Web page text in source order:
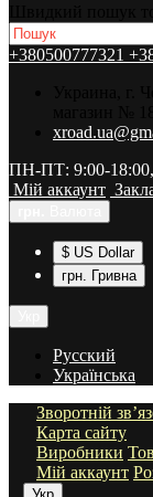
+380500777321
ПН-ПТ: 9:00-
Мій аккаунт
$ US Dollar
грн. Гривна
Русский
Українська
Зворотній
Карта сайту
Виробники
Мій аккаунт